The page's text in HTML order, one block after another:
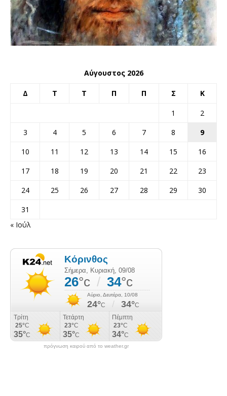
Αύγουστος 2026
Δ Τ Τ Π Π Σ Κ
1
2
3
4 5 6 7 8
9
10
11 12 13 14 15
16
17
18 19 20 21 22
23
24
25 26 27 28 29
30
31
« Ιούλ
πρόγνωση καιρού από το weather.gr